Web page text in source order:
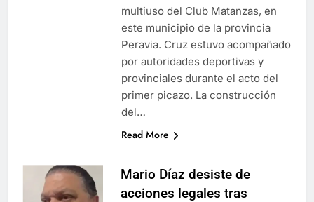
multiuso del Club Matanzas, en
este municipio de la provincia
Peravia. Cruz estuvo acompañado
por autoridades deportivas y
provinciales durante el acto del
primer picazo. La construcción
del…
Read More
Mario Díaz desiste de
acciones legales tras